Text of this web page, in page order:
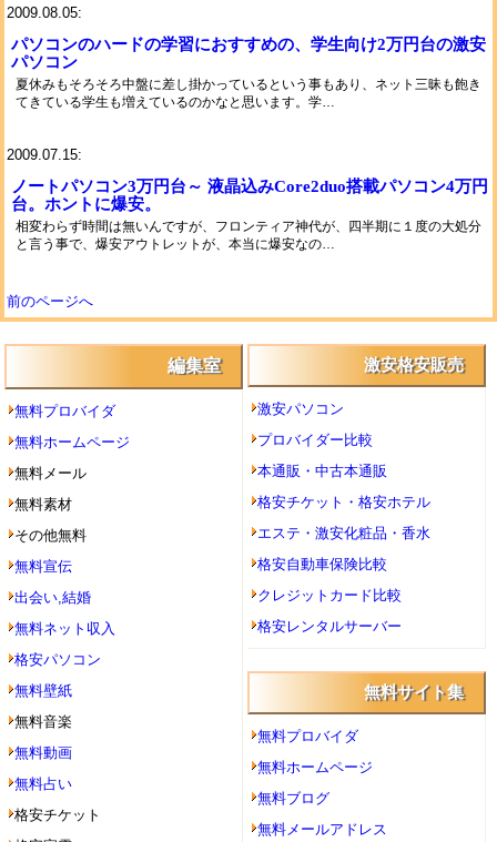
2009.08.05:
パソコンのハードの学習におすすめの、学生向け2万円台の激安
パソコン
夏休みもそろそろ中盤に差し掛かっているという事もあり、ネット三昧も飽き
てきている学生も増えているのかなと思います。学…
2009.07.15:
ノートパソコン3万円台～ 液晶込みCore2duo搭載パソコン4万円
台。ホントに爆安。
相変わらず時間は無いんですが、フロンティア神代が、四半期に１度の大処分
と言う事で、爆安アウトレットが、本当に爆安なの…
前のページへ
編集室
無料プロバイダ
無料ホームページ
無料メール
無料素材
その他無料
無料宣伝
出会い,結婚
無料ネット収入
格安パソコン
無料壁紙
無料音楽
無料動画
無料占い
格安チケット
激安格安販売
激安パソコン
プロバイダー比較
本通販・中古本通販
格安チケット・格安ホテル
エステ・激安化粧品・香水
格安自動車保険比較
クレジットカード比較
格安レンタルサーバー
無料サイト集
無料プロバイダ
無料ホームページ
無料ブログ
無料メールアドレス